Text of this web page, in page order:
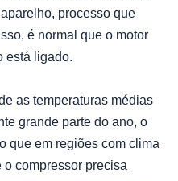
processo que
é normal que o motor
está ligado.
as temperaturas médias
grande parte do ano, o
que em regiões com clima
compressor precisa